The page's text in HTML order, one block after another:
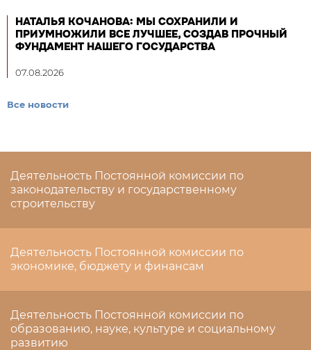
НАТАЛЬЯ КОЧАНОВА: МЫ СОХРАНИЛИ И
ПРИУМНОЖИЛИ ВСЕ ЛУЧШЕЕ, СОЗДАВ ПРОЧНЫЙ
ФУНДАМЕНТ НАШЕГО ГОСУДАРСТВА
07.08.2026
Все новости
Деятельность Постоянной комиссии по
законодательству и государственному
строительству
Деятельность Постоянной комиссии по
экономике, бюджету и финансам
Деятельность Постоянной комиссии по
образованию, науке, культуре и социальному
развитию